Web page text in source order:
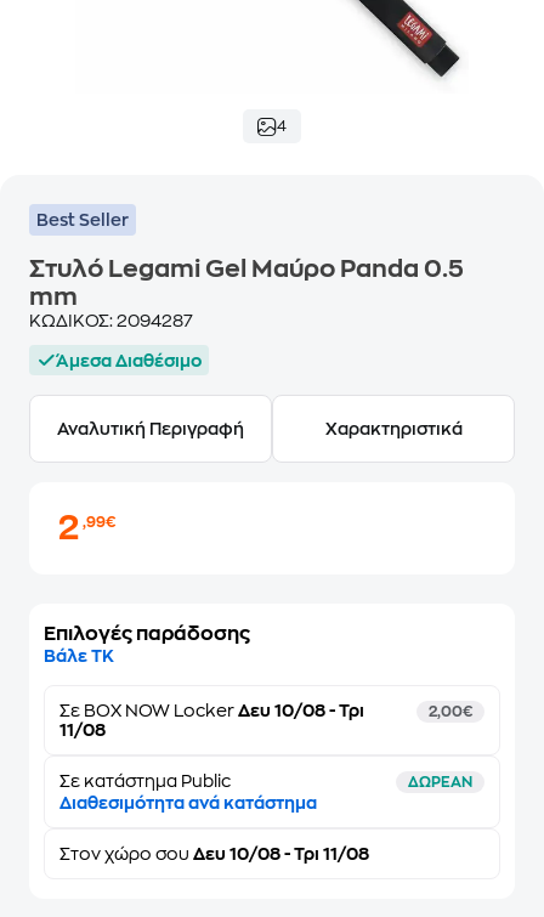
4
Best Seller
Στυλό Legami Gel Μαύρο Panda 0.5
mm
ΚΩΔΙΚΟΣ: 2094287
Άμεσα Διαθέσιμο
Αναλυτική Περιγραφή Χαρακτηριστικά
2,99€
Επιλογές παράδοσης
Βάλε ΤΚ
Σε BOX NOW Locker Δευ 10/08 - Τρι
11/08
2,00€
Σε κατάστημα Public ΔΩΡΕΑΝ
Διαθεσιμότητα ανά κατάστημα
Στον χώρο σου Δευ 10/08 - Τρι 11/08